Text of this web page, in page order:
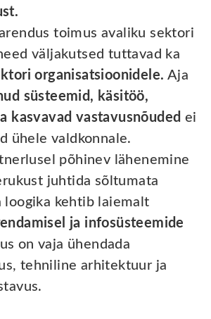
toimus avaliku sektori
väljakutsed tuttavad ka
organisatsioonidele. Aja
süsteemid, käsitöö,
kasvavad vastavusnõuded ei
ühele valdkonnale.
põhinev lähenemine
juhtida sõltumata
loogika kehtib laiemalt
ja infosüsteemide
on vaja ühendada
tehniline arhitektuur ja